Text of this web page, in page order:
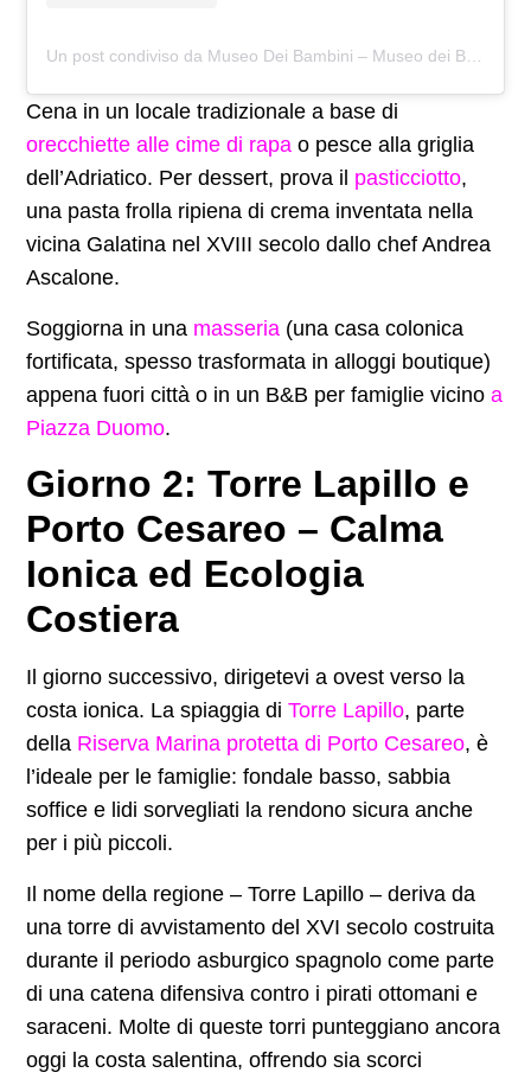
Un post condiviso da Museo Dei Bambini – Museo dei Bambini di Lecce (@museodeibambini)
Cena in un locale tradizionale a base di
orecchiette alle cime di rapa o pesce alla griglia
dell’Adriatico. Per dessert, prova il pasticciotto,
una pasta frolla ripiena di crema inventata nella
vicina Galatina nel XVIII secolo dallo chef Andrea
Ascalone.
Soggiorna in una masseria (una casa colonica
fortificata, spesso trasformata in alloggi boutique)
appena fuori città o in un B&B per famiglie vicinoa
Piazza Duomo.
Giorno 2: Torre Lapillo e
Porto Cesareo – Calma
Ionica ed Ecologia
Costiera
Il giorno successivo, dirigetevi a ovest verso la
costa ionica. La spiaggia diTorre Lapillo, parte
della Riserva Marina protetta di Porto Cesareo, è
l’ideale per le famiglie: fondale basso, sabbia
soffice e lidi sorvegliati la rendono sicura anche
per i più piccoli.
Il nome della regione – Torre Lapillo – deriva da
una torre di avvistamento del XVI secolo costruita
durante il periodo asburgico spagnolo come parte
di una catena difensiva contro i pirati ottomani e
saraceni. Molte di queste torri punteggiano ancora
oggi la costa salentina, offrendo sia scorci